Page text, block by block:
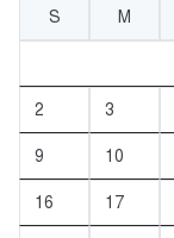
S
M
2 3
9 10
16 17